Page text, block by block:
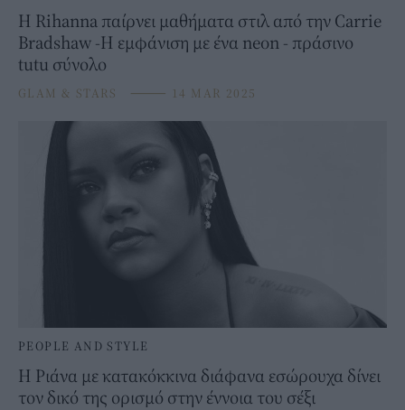
Η Rihanna παίρνει μαθήματα στιλ από την Carrie
Bradshaw -Η εμφάνιση με ένα neon - πράσινο
tutu σύνολο
GLAM & STARS ⸻ 14 MAR 2025
PEOPLE AND STYLE
Η Ριάνα με κατακόκκινα διάφανα εσώρουχα δίνει
τον δικό της ορισμό στην έννοια του σέξι